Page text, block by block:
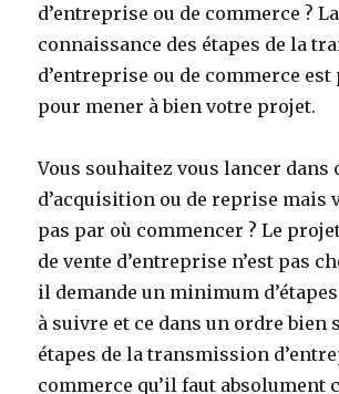
d’entreprise ou de commerce ? La
connaissance des étapes de la
d’entreprise ou de commerce
pour mener à bien votre projet.
Vous souhaitez vous lancer dans
d’acquisition ou de reprise mais
pas par où commencer ? Le
de vente d’entreprise n’est pas
il demande un minimum
à suivre et ce dans un ordre bien
étapes de la transmission
commerce qu’il faut absolument